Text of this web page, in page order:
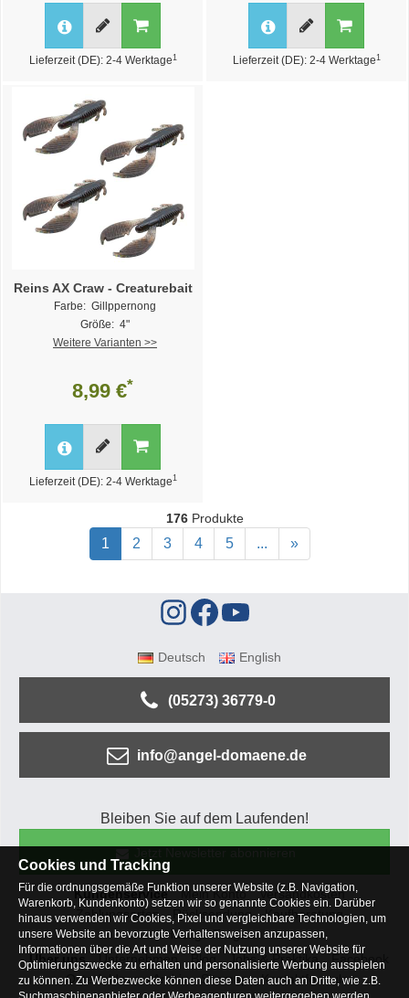
Lieferzeit (DE): 2-4 Werktage 1 Lieferzeit (DE): 2-4 Werktage 1
Reins AX Craw - Creaturebait
Farbe: Gillppernong
Größe: 4"
Weitere Varianten >>
8,99 €*
Lieferzeit (DE): 2-4 Werktage1
176Produkte
1 2 3 4 5 ... »
Deutsch English
(05273) 36779-0
info@angel-domaene.de
Bleiben Sie auf dem Laufenden!
Kundenservice Mein Konto
Versandkosten
Zahlungsarten
Rücksendung
Kaufberatung
Häufige Fragen
Über uns
Unternehmen Blog Jobs & Praktika
Facebook
Osterfeldsee
Archiv Sitemap
Kontaktformular
Cookies und Tracking
Für die ordnungsgemäße Funktion unserer Website (z.B. Navigation,
Warenkorb, Kundenkonto) setzen wir so genannte Cookies ein. Darüber
hinaus verwenden wir Cookies, Pixel und vergleichbare Technologien, um
unsere Website an bevorzugte Verhaltensweisen anzupassen,
Informationen über die Art und Weise der Nutzung unserer Website für
Optimierungszwecke zu erhalten und personalisierte Werbung ausspielen
zu können. Zu Werbezwecke können diese Daten auch an Dritte, wie z.B.